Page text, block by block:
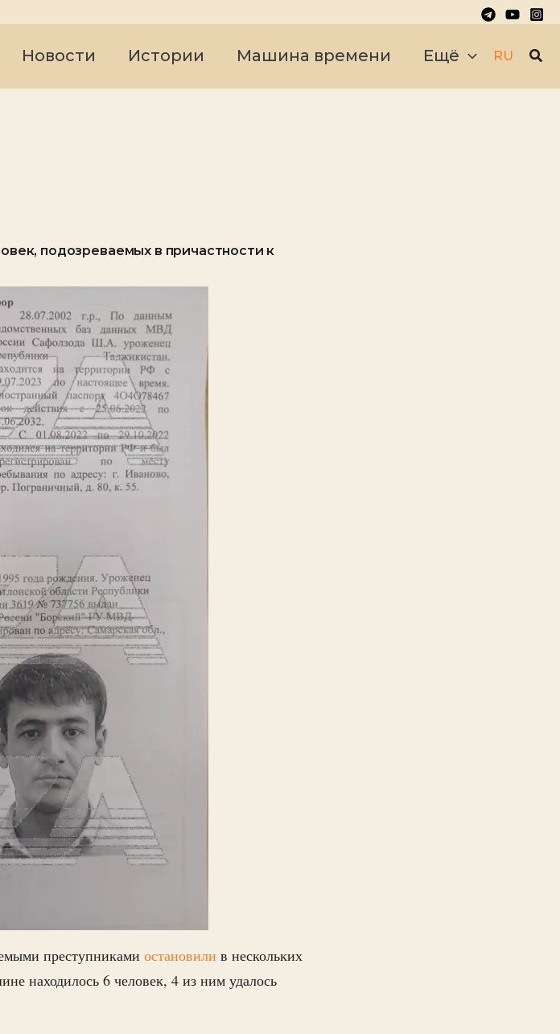
Новости Истории Машина времени Ещё RU
подозреваемых в причастности к
преступниками остановили в нескольких
находилось 6 человек, 4 из ним удалось